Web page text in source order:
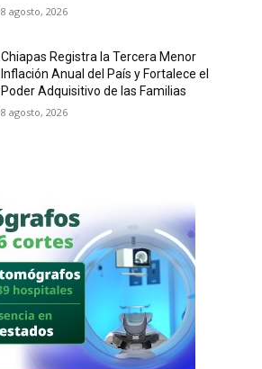
8 agosto, 2026
Chiapas Registra la Tercera Menor
Inflación Anual del País y Fortalece el
Poder Adquisitivo de las Familias
8 agosto, 2026